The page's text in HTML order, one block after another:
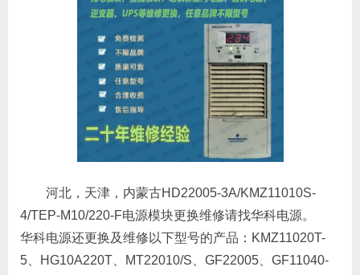
河北，天津，内蒙古HD22005-3A/KMZ11010S-
4/TEP-M10/220-F电源模块更换维修请找华科电源。
华科电源还更换及维修以下型号的产品：KMZ11020T-
5、HG10A220T、MT22010/S、GF22005、GF11040-